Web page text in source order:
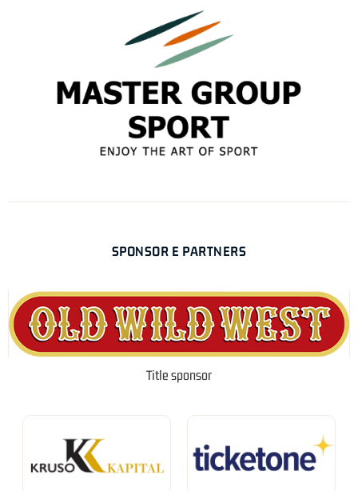
SPONSOR E PARTNERS
Title sponsor